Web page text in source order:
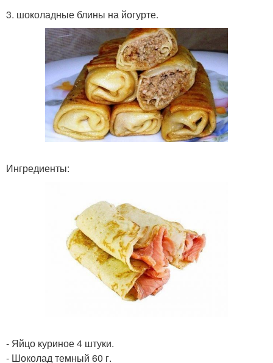
3. шоколадные блины на йогурте.
Ингредиенты:
- Яйцо куриное 4 штуки.
- Шоколад темный 60 г.